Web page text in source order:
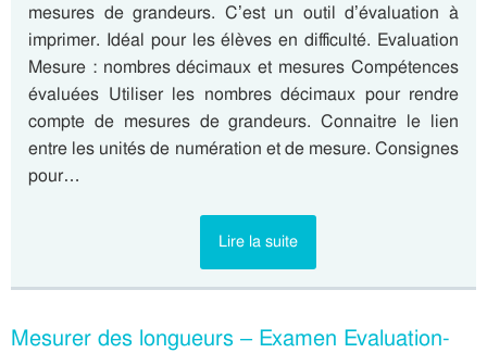
mesures de grandeurs. C’est un outil d’évaluation à
imprimer. Idéal pour les élèves en difficulté. Evaluation
Mesure : nombres décimaux et mesures Compétences
évaluées Utiliser les nombres décimaux pour rendre
compte de mesures de grandeurs. Connaitre le lien
entre les unités de numération et de mesure. Consignes
pour…
Lire la suite
Mesurer des longueurs – Examen Evaluation-